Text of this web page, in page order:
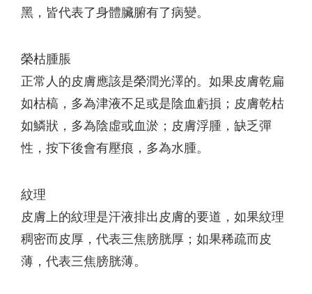
黑，皆代表了身體臟腑有了病變。
榮枯腫脹
正常人的皮膚應該是榮潤光澤的。如果皮膚乾扁
如枯槁，多為津液不足或是陰血虧損；皮膚乾枯
如鱗狀，多為陰虛或血淤；皮膚浮腫，缺乏彈
性，按下後會有壓痕，多為水腫。
紋理
皮膚上的紋理是汗液排出皮膚的要道，如果紋理
稠密而皮厚，代表三焦膀胱厚；如果稀疏而皮
薄，代表三焦膀胱薄。